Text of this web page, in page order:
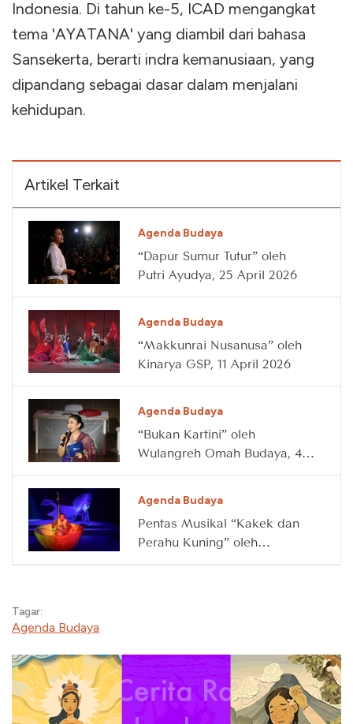
Indonesia. Di tahun ke-5, ICAD mengangkat
tema 'AYATANA' yang diambil dari bahasa
Sansekerta, berarti indra kemanusiaan, yang
dipandang sebagai dasar dalam menjalani
kehidupan.
Artikel Terkait
Agenda Budaya
“Dapur Sumur Tutur” oleh
Putri Ayudya, 25 April 2026
Agenda Budaya
“Makkunrai Nusanusa” oleh
Kinarya GSP, 11 April 2026
Agenda Budaya
“Bukan Kartini” oleh
Wulangreh Omah Budaya, 4
Agenda Budaya
Pentas Musikal “Kakek dan
Perahu Kuning” oleh
Tagar:
Agenda Budaya